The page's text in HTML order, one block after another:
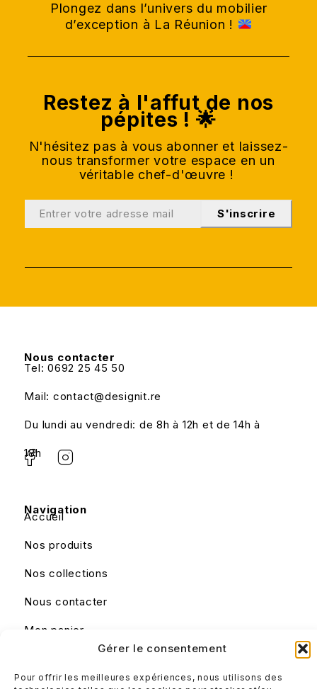
Gérer le consentement
Pour offrir les meilleures expériences, nous utilisons des
Plongez dans l’univers du mobilier
d’exception à La Réunion !
Restez à l'affut de nos
pépites ! 🌟
N'hésitez pas à vous abonner et laissez-
nous transformer votre espace en un
véritable chef-d'œuvre !
S'inscrire
Nous contacter
Tel: 0692 25 45 50
Mail: contact@designit.re
Du lundi au vendredi: de 8h à 12h et de 14h à
18h
Navigation
Accueil
Nos produits
Nos collections
Nous contacter
Mon panier
Liens utiles
Mentions légales